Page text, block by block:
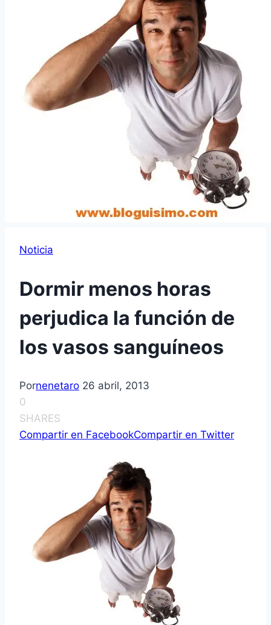
Noticia
Dormir menos horas
perjudica la función de
los vasos sanguí­neos
Pornenetaro 26 abril, 2013
0
SHARES
Compartir en FacebookCompartir en Twitter